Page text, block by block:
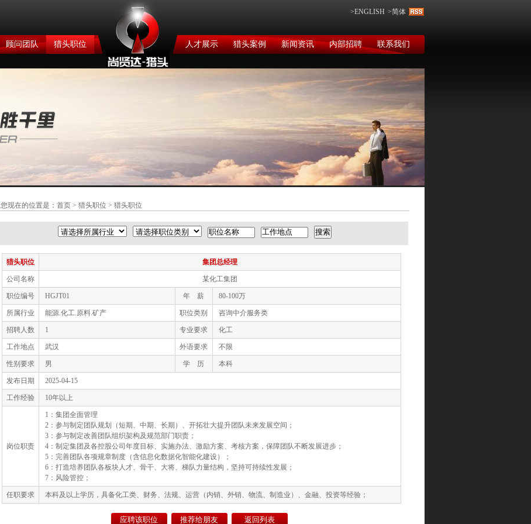
顾问团队 猎头职位 人才展示 猎头案例 新闻资讯 内部招聘 联系我们
>简体
>ENGLISH
您现在的位置是： 首页 > 猎头职位 > 猎头职位
猎头职位 集团总经理
公司名称 某化工集团
职位编号 HGJT01 年 薪 80-100万
所属行业 能源.化工.原料.矿产 职位类别 咨询中介服务类
招聘人数 1 专业要求 化工
工作地点 武汉 外语要求 不限
性别要求 男 学 历 本科
发布日期 2025-04-15
工作经验 10年以上
岗位职责
1：集团全面管理
2：参与制定团队规划（短期、中期、长期）、开拓壮大提升团队未来发展空间；
3：参与制定改善团队组织架构及规范部门职责；
4：制定集团及各控股公司年度目标、实施办法、激励方案、考核方案，保障团队不断发展进步；
5：完善团队各项规章制度（含信息化数据化智能化建设）；
6：打造培养团队各板块人才、骨干、大将、梯队力量结构，坚持可持续性发展；
7：风险管控；
任职要求 本科及以上学历，具备化工类、财务、法规、运营（内销、外销、物流、制造业）、金融、投资等经验；